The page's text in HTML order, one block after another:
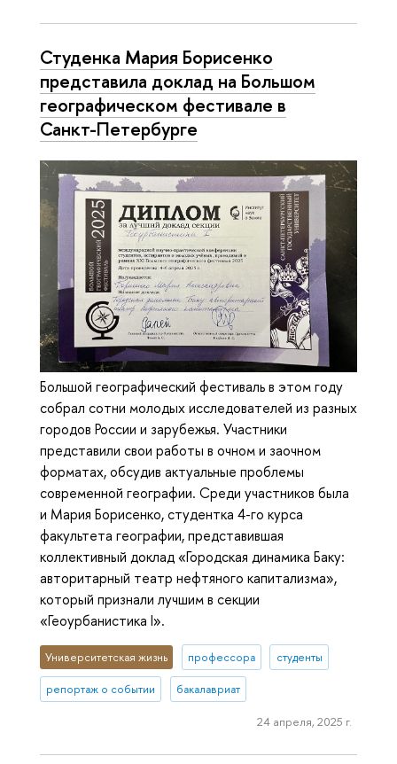
Студенка Мария Борисенко
представила доклад на Большом
географическом фестивале в
Санкт-Петербурге
Большой географический фестиваль в этом году
собрал сотни молодых исследователей из разных
городов России и зарубежья. Участники
представили свои работы в очном и заочном
форматах, обсудив актуальные проблемы
современной географии. Среди участников была
и Мария Борисенко, студентка 4-го курса
факультета географии, представившая
коллективный доклад «Городская динамика Баку:
авторитарный театр нефтяного капитализма»,
который признали лучшим в секции
«Геоурбанистика I».
Университетская жизнь профессора студенты
репортаж о событии бакалавриат
24 апреля, 2025 г.